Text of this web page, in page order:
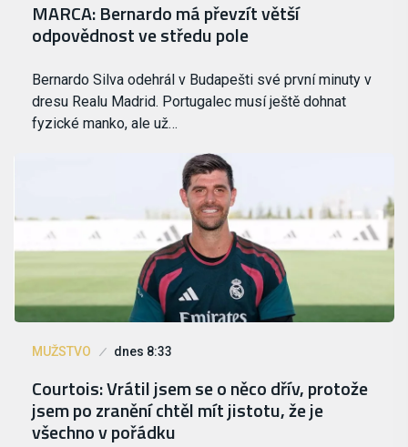
MARCA: Bernardo má převzít větší
odpovědnost ve středu pole
Bernardo Silva odehrál v Budapešti své první minuty v
dresu Realu Madrid. Portugalec musí ještě dohnat
fyzické manko, ale už…
MUŽSTVO dnes 8:33
Courtois: Vrátil jsem se o něco dřív, protože
jsem po zranění chtěl mít jistotu, že je
všechno v pořádku